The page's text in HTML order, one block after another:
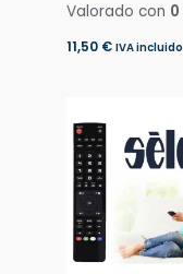
Valorado con 0
11,50 € IVA incluido